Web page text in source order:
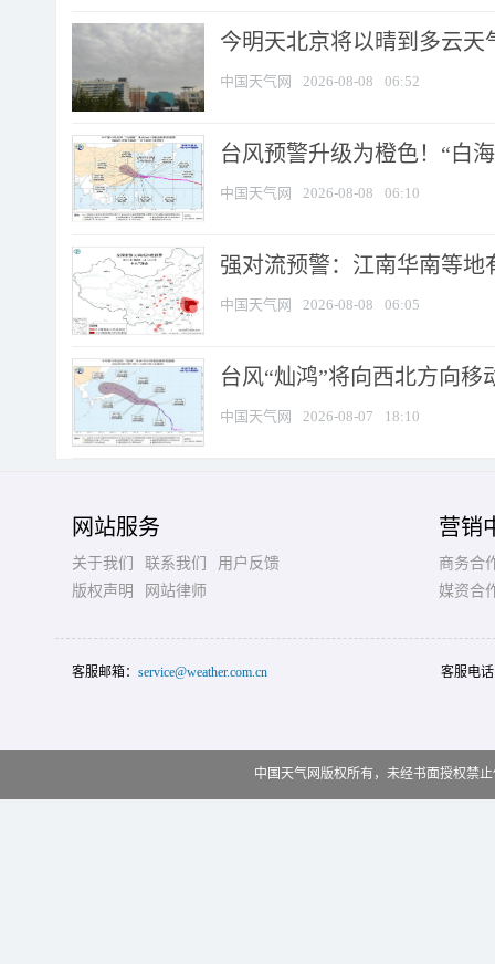
今明天北京将以晴到多云
中国天气网 2026-08-08 06:52
台风预警升级为橙色！“白
中国天气网 2026-08-08 06:10
强对流预警：江南华南等地
中国天气网 2026-08-08 06:05
台风“灿鸿”将向西北方向移
中国天气网 2026-08-07 18:10
网站服务
关于我们 联系我们
用户反馈
版权声明
网站律师
营销
商务合
媒资合
客服邮箱： service@weather.com.cn 客服电
中国天气网版权所有，未经书面授权